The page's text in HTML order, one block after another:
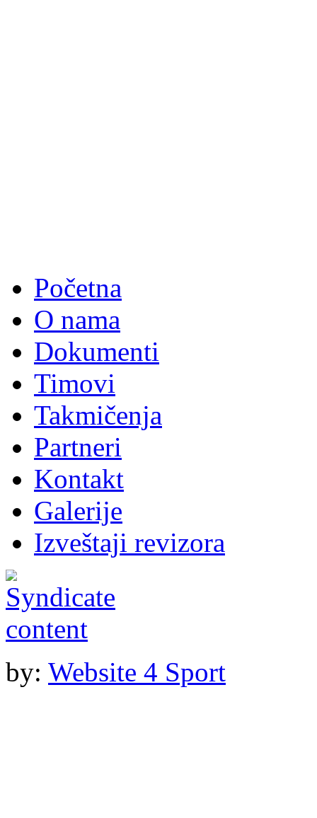
Početna
O nama
Dokumenti
Timovi
Takmičenja
Partneri
Kontakt
Galerije
Izveštaji revizora
by: Website 4 Sport